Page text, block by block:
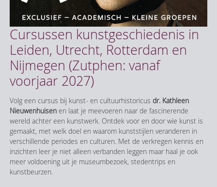
Cursussen kunstgeschiedenis in
Leiden, Utrecht, Rotterdam en
Nijmegen (Zutphen: vanaf
voorjaar 2027)
Volg een cursus bij kunst- en cultuurhistoricus dr. Kathleen
Nieuwenhuisen en laat je meevoeren naar de fascinerende
wereld achter een kunstwerk. Ontdek voor en door wie kunst is
gemaakt, met welk doel en waarom kunststijlen veranderen in
verschillende periodes en culturen. Met de verkregen kennis en
inzichten leer je niet alleen verbanden leggen maar haal je ook
meer voldoening uit je museumbezoek, stedentrips en
kunstbeurzen.